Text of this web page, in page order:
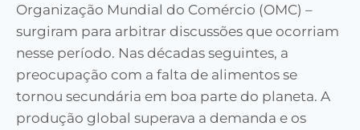
Organização Mundial do Comércio (OMC) –
surgiram para arbitrar discussões que ocorriam
nesse período. Nas décadas seguintes, a
preocupação com a falta de alimentos se
tornou secundária em boa parte do planeta. A
produção global superava a demanda e os